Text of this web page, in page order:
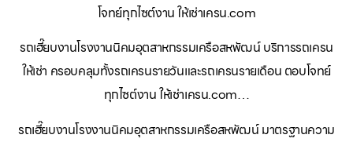
โจทย์ทุกไซต์งาน ให้เช่าเครน.com
รถเฮี๊ยบงานโรงงานนิคมอุตสาหกรรมเครือสหพัฒน์ บริการรถเครน
ให้เช่า ครอบคลุมทั้งรถเครนรายวันและรถเครนรายเดือน ตอบโจทย์
ทุกไซต์งาน ให้เช่าเครน.com…
รถเฮี๊ยบงานโรงงานนิคมอุตสาหกรรมเครือสหพัฒน์ มาตรฐานความ